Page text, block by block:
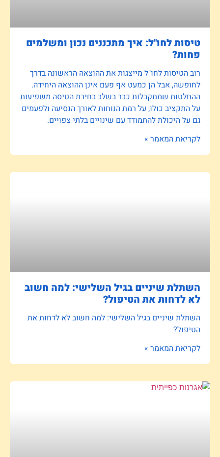
טיסות לחו"ל: איך מתכננים נכון ומשלמים
פחות?
רוב הטיסות לחו"ל מייצגות את ההוצאה הראשונה בדרך
לחופשה, אבל הן כמעט אף פעם אינן ההוצאה היחידה.
ההחלטות שמתקבלות כבר בשלב בחירת הטיסה משפיעות
על התקציב כולו, על רמת הנוחות לאורך הנסיעה ולפעמים
גם על היכולת להתמודד עם שינויים בלתי צפויים.
לקריאת המאמר »
השתלת שיניים בגיל השלישי: למה חשוב
לא לדחות את הטיפול?
השתלת שיניים בגיל השלישי: למה חשוב לא לדחות את
הטיפול?
לקריאת המאמר »